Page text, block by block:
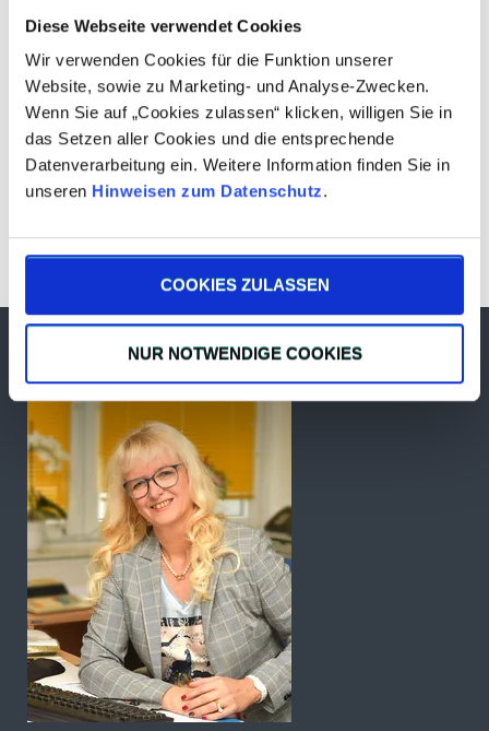
Diese Webseite verwendet Cookies
Wir verwenden Cookies für die Funktion unserer
Website, sowie zu Marketing- und Analyse-Zwecken.
Wenn Sie auf „Cookies zulassen“ klicken, willigen Sie in
das Setzen aller Cookies und die entsprechende
Datenverarbeitung ein. Weitere Information finden Sie in
unseren Hinweisen zum Datenschutz.
COOKIES ZULASSEN
NUR NOTWENDIGE COOKIES
Ihre Ansprechpartnerin Birgit Tandler